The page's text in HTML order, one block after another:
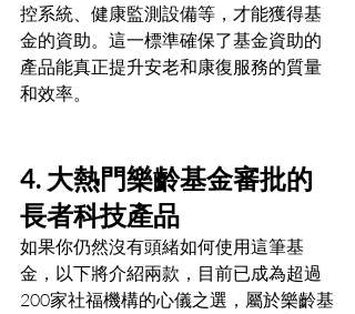
控系統、健康監測設備等，才能獲得基
金的資助。這一標準確保了基金資助的
產品能真正提升安老和康復服務的質量
和效率。
4. 大熱門樂齡基金審批的
長者科技產品
如果你仍然沒有頭緒如何使用這筆基
金，以下將介紹兩款，目前已成為超過
200家社福機構的心儀之選，屬於樂齡基